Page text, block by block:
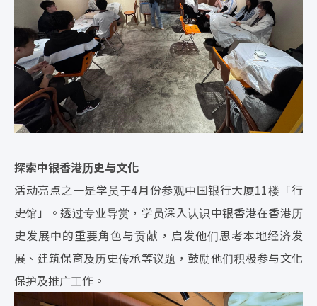
探索中银香港历史与文化
活动亮点之一是学员于4月份参观中国银行大厦11楼「行
史馆」。透过专业导赏，学员深入认识中银香港在香港历
史发展中的重要角色与贡献，启发他们思考本地经济发
展、建筑保育及历史传承等议题，鼓励他们积极参与文化
保护及推广工作。